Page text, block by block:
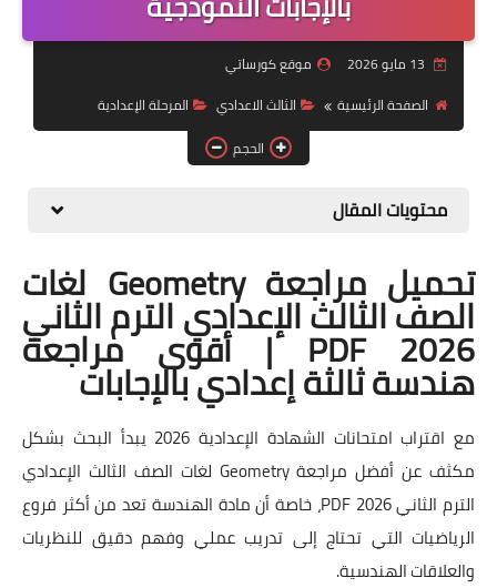
موضوعات
تكنولوجيا
صحة
موقع كورساتي
الصفحة الرئيسية
الثالث الاعدادي
المرحلة الإعدادية
الحجم
محتويات المقال
تحميل مراجعة Geometry لغات
الصف الثالث الإعدادي الترم الثاني
2026 PDF | أقوى مراجعة
هندسة ثالثة إعدادي بالإجابات
مع اقتراب امتحانات الشهادة الإعدادية 2026 يبدأ البحث بشكل
مكثف عن أفضل مراجعة Geometry لغات الصف الثالث الإعدادي
الترم الثاني 2026 PDF، خاصة أن مادة الهندسة تعد من أكثر فروع
الرياضيات التي تحتاج إلى تدريب عملي وفهم دقيق للنظريات
والعلاقات الهندسية.